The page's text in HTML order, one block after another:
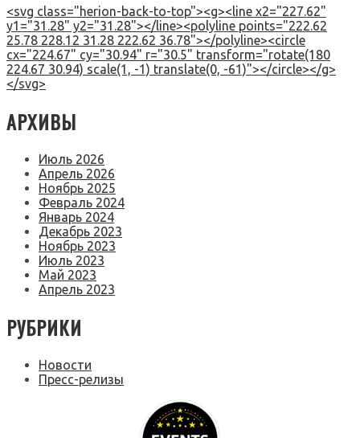
<svg class="herion-back-to-top"><g><line x2="227.62"
y1="31.28" y2="31.28"></line><polyline points="222.62
25.78 228.12 31.28 222.62 36.78"></polyline><circle
cx="224.67" cy="30.94" r="30.5" transform="rotate(180
224.67 30.94) scale(1, -1) translate(0, -61)"></circle></g>
</svg>
АРХИВЫ
Июль 2026
Апрель 2026
Ноябрь 2025
Февраль 2024
Январь 2024
Декабрь 2023
Ноябрь 2023
Июль 2023
Май 2023
Апрель 2023
РУБРИКИ
Новости
Пресс-релизы